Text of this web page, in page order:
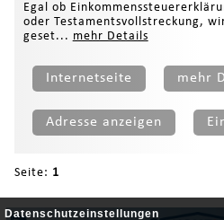
Datenschutzeinstellungen
Egal ob
oder Testamentsvollstreckung,
geset... mehr Details
Internetseite mehr
Adresse anzeigen
Seite: 1